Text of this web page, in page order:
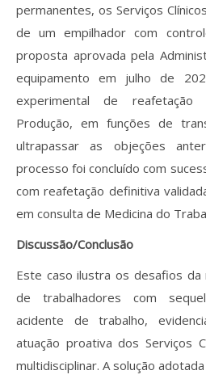
permanentes, os Serviços
de um empilhador com
proposta aprovada pela
equipamento em julho de
experimental de
Produção, em funções de
ultrapassar as objeções
processo foi concluído com
com reafetação definitiva
em consulta de Medicina do
Discussão/Conclusão
Este caso ilustra os desafios da
de trabalhadores com
acidente de trabalho,
atuação proativa dos Serviços
multidisciplinar. A solução